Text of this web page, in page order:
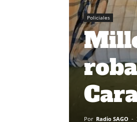
Policiales
Por Radio SAGO -